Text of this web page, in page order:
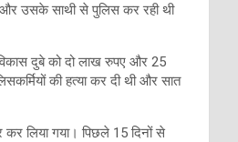
उसके साथी से पुलिस कर रही थी
दुबे को दो लाख रुपए और 25
की हत्या कर दी थी और सात
लिया गया। पिछले 15 दिनों से